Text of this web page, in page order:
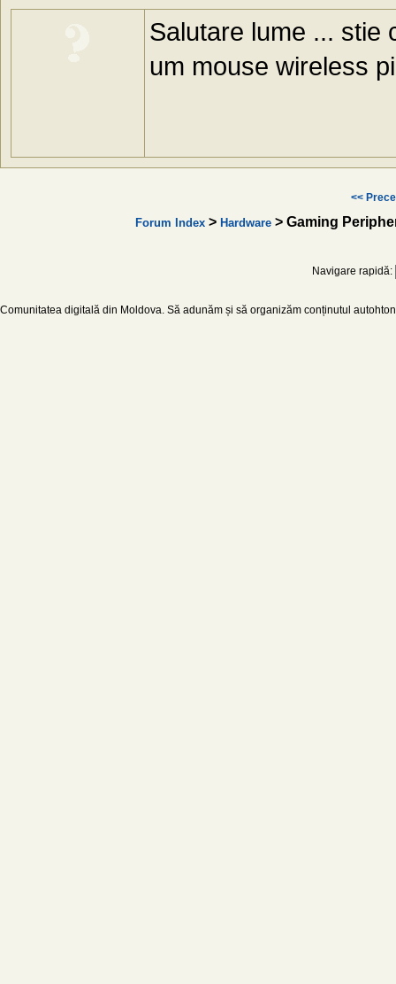
Salutare lume ... stie
um mouse wireless
<<
Forum Index > Hardware > Gaming
Navigare rapidă:
Comunitatea digitală din Moldova. Să adunăm și să organizăm conținutul